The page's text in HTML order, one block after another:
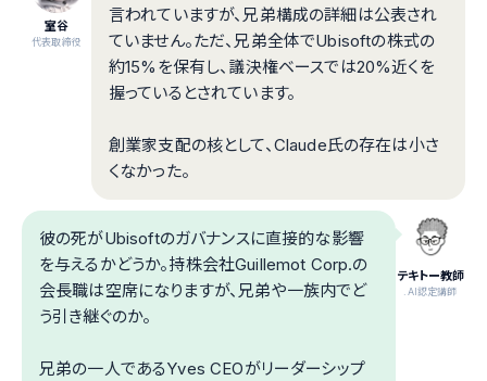
室谷
代表取締役
言われていますが、兄弟構成の詳細は公表され
ていません。ただ、兄弟全体でUbisoftの株式の
約15%を保有し、議決権ベースでは20%近くを
握っているとされています。
創業家支配の核として、Claude氏の存在は小さ
くなかった。
テキトー教師
.AI認定講師
彼の死がUbisoftのガバナンスに直接的な影響
を与えるかどうか。持株会社Guillemot Corp.の
会長職は空席になりますが、兄弟や一族内でど
う引き継ぐのか。
兄弟の一人であるYves CEOがリーダーシップ